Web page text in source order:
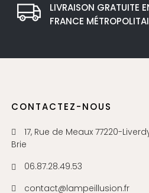
LIVRAISON GRATUITE
FRANCE
CONTACTEZ-NOUS
17, Rue de Meaux 77220-
Brie
06.87.28.49.53
contact@lampeillusion.fr